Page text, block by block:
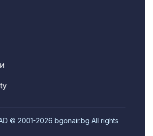
© 2001-2026 bgonair.bg All rights